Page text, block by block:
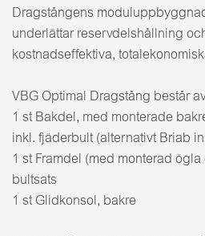
Dragstångens
underlättar reservdelshållning
kostnadseffektiva,
VBG Optimal Dragstång består
1 st Bakdel, med monterade
inkl. fjäderbult (alternativt Briab
1 st Framdel (med monterad
bultsats
1 st Glidkonsol, bakre